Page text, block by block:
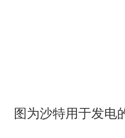
图为沙特用于发电